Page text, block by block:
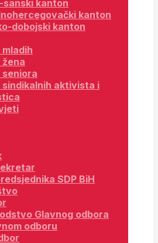
sanski kanton
kanton
dobojski kanton
mladih
žena
seniora
sindikalnih aktivista i
SDP BiH
Glavnog odbora
odboru